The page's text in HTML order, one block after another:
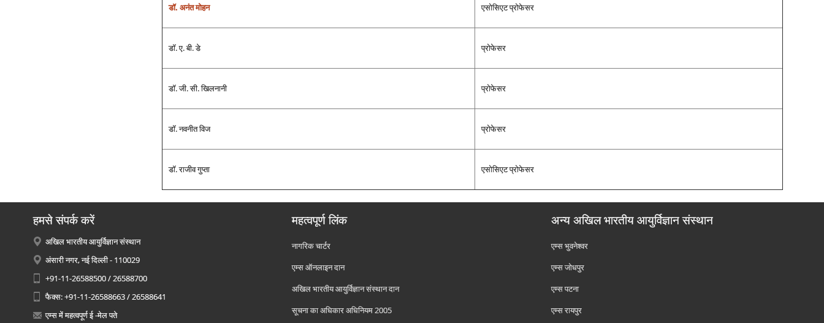
डॉ. अनंत मोहन एसोसिएट प्रोफेसर
डॉ. ए. बी. डे प्रोफेसर
डॉ. जी. सी. खिलनानी प्रोफेसर
डॉ. नवनीत विज प्रोफेसर
डॉ. राजीव गुप्‍ता एसोसिएट प्रोफेसर
हमसे संपर्क करें
अखिल भारतीय आयुर्विज्ञान संस्थान
अंसारी नगर, नई दिल्ली - 110029
+91-11-26588500 / 26588700
फैक्स: +91-11-26588663 / 26588641
एम्स में महत्वपूर्ण ई -मेल पते
महत्वपूर्ण लिंक
नागरिक चार्टर
एम्स ऑनलाइन दान
अखिल भारतीय आयुर्विज्ञान संस्थान दान
सूचना का अधिकार अधिनियम 2005
अन्य अखिल भारतीय आयुर्विज्ञान संस्थान
एम्‍स भुवनेश्वर
एम्‍स जोधपुर
एम्‍स पटना
एम्‍स रायपुर